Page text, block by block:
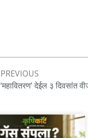
PREVIOUS
‘महावितरण’ देईल ३ दिवसांत